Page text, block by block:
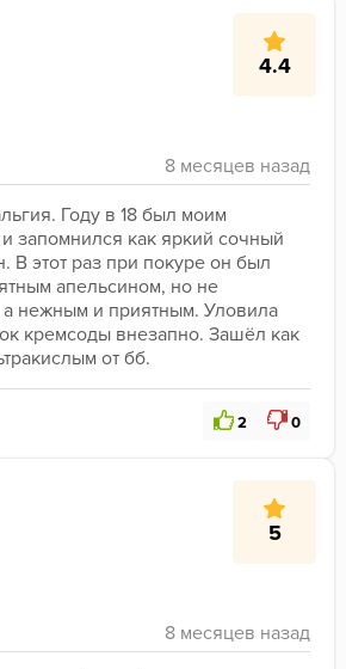
4.4
Году в 18 был моим
запомнился как яркий сочный
В этот раз при покуре он был
апельсином, но не
нежным и приятным. Уловила
кремсоды внезапно. Зашёл как
от бб.
2 0
5